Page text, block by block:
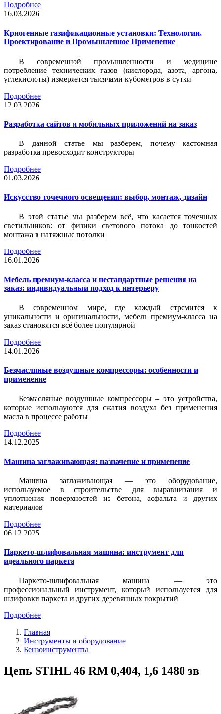
Подробнее
16.03.2026
Криогенные газификационные установки: Технологии,
Проектирование и Промышленное Применение
В современной промышленности и медицине
потребление технических газов (кислорода, азота, аргона,
углекислоты) измеряется тысячами кубометров в сутки
Подробнее
12.03.2026
Разработка сайтов и мобильных приложений на заказ
В данной статье мы разберем, почему кастомная
разработка превосходит конструкторы
Подробнее
01.03.2026
Искусство точечного освещения: выбор, монтаж, дизайн
В этой статье мы разберем всё, что касается точечных
светильников: от физики светового потока до тонкостей
монтажа в натяжные потолки
Подробнее
16.01.2026
Мебель премиум-класса и нестандартные решения на
заказ: индивидуальный подход к интерьеру
В современном мире, где каждый стремится к
уникальности и оригинальности, мебель премиум-класса на
заказ становятся всё более популярной
Подробнее
14.01.2026
Безмасляные воздушные компрессоры: особенности и
применение
Безмасляные воздушные компрессоры – это устройства,
которые используются для сжатия воздуха без применения
масла в процессе работы
Подробнее
14.12.2025
Машина заглаживающая: назначение и применение
Машина заглаживающая — это оборудование,
используемое в строительстве для выравнивания и
уплотнения поверхностей из бетона, асфальта и других
материалов
Подробнее
06.12.2025
Паркето-шлифовальная машина: инструмент для
идеального паркета
Паркето-шлифовальная машина — это
профессиональный инструмент, который используется для
шлифовки паркета и других деревянных покрытий
Подробнее
Главная
Инструменты и оборудование
Бензоинструменты
Цепь STIHL 46 RM 0,404, 1,6 1480 зв